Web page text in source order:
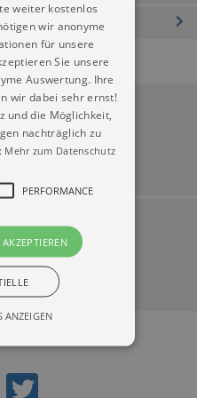
weiter kostenlos
wir anonyme
für unsere
Sie unsere
Auswertung. Ihre
wir dabei sehr ernst!
und die Möglichkeit,
nachträglich zu
Mehr zum Datenschutz
PERFORMANCE
ANZEIGEN
Performance